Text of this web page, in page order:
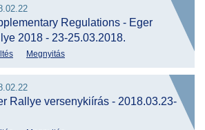
Regulations - Eger
2018 - 23-25.03.2018.
Megnyitás
Rallye versenykiírás - 2018.03.23-